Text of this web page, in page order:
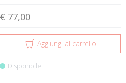
€ 77,00
Aggiungi al carrello
Disponibile